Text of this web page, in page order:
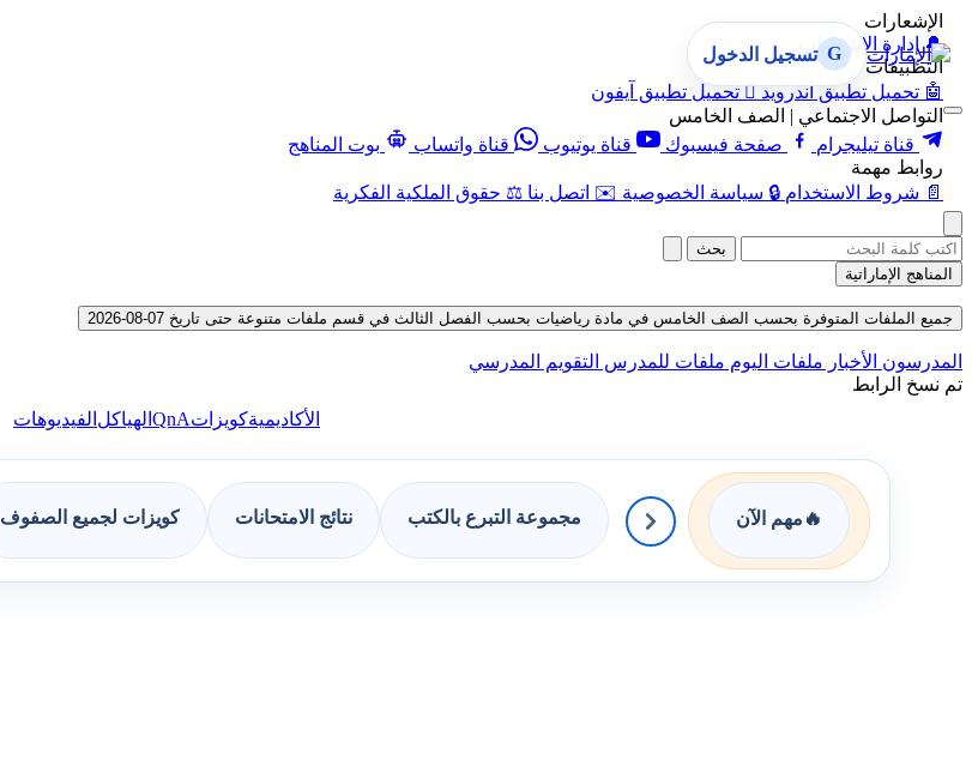
الإشعارات
🔔 إدارة الإشعارات
التطبيقات
🤖 تحميل تطبيق أندرويد  تحميل تطبيق آيفون
التواصل الاجتماعي | الصف الخامس
قناة تيليجرام
صفحة فيسبوك قناة يوتيوب قناة واتساب
بوت المناهج
روابط مهمة
📄 شروط الاستخدام 🔒 سياسة الخصوصية ✉️ اتصل بنا ⚖️ حقوق الملكية الفكرية
G تسجيل الدخول
بحث
المناهج الإماراتية
جميع الملفات المتوفرة بحسب الصف الخامس في مادة رياضيات بحسب الفصل الثالث في قسم ملفات متنوعة حتى تاريخ 07-08-2026
المدرسون الأخبار ملفات اليوم ملفات للمدرس التقويم المدرسي
تم نسخ الرابط
الأكاديميةكويزاتQnA الهياكل الفيديوهات
🔥 مهم الآن مجموعة التبرع بالكتب نتائج الامتحانات كويزات لجميع الصفوف